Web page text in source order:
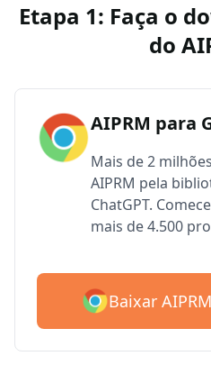
Etapa 1: Faça o
do
AIPRM para
Mais de 2
AIPRM pela
ChatGPT.
mais de 4.500
Baixar